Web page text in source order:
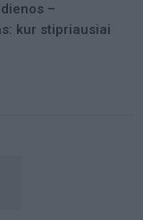
–
kur stipriausiai